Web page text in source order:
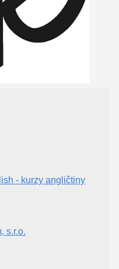
- kurzy angličtiny
s.r.o.